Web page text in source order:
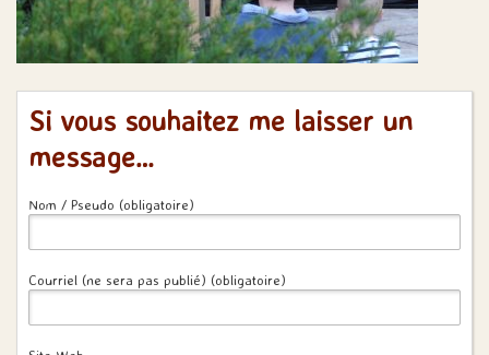
Si vous souhaitez me laisser un
message…
Nom / Pseudo (obligatoire)
Courriel (ne sera pas publié) (obligatoire)